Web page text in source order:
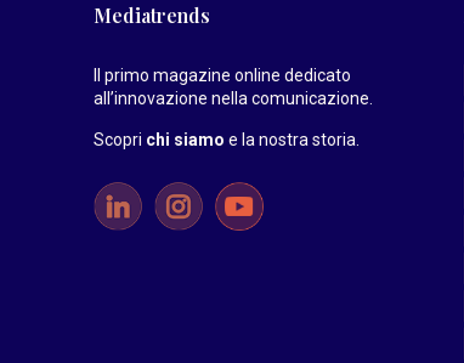
Mediatrends
Il primo magazine online dedicato
all’innovazione nella comunicazione.
Scopri chi siamo e la nostra storia